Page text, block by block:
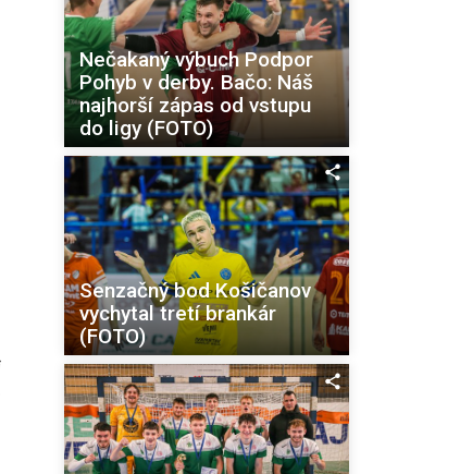
Nečakaný výbuch Podpor
Pohyb v derby. Bačo: Náš
najhorší zápas od vstupu
do ligy (FOTO)
Senzačný bod Košičanov
vychytal tretí brankár
(FOTO)